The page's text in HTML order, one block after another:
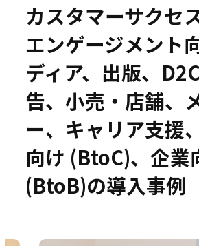
事例
セミナー
お役立ち情報
カスタマーサクセ
エンゲージメント
ディア、出版、
告、小売・店舗、
ー、キャリア支援
向け (BtoC)、企業
(BtoB)の導入事例